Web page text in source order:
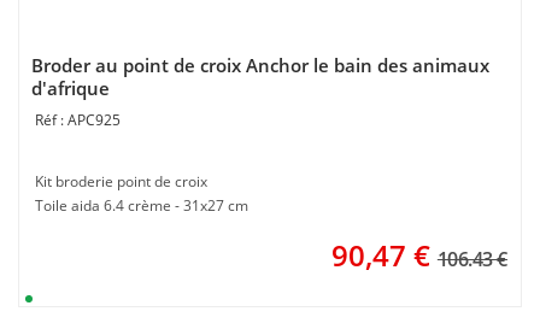
Broder au point de croix Anchor le bain des animaux
d'afrique
APC925
Kit broderie point de croix
Toile aida 6.4 crème - 31x27 cm
90,47 € 106.43 €